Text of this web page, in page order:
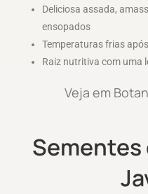
Deliciosa assada,
ensopados
Temperaturas frias
Raiz nutritiva com uma
Veja em
Sementes